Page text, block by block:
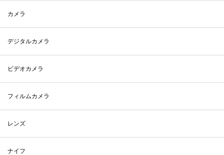
カメラ
デジタルカメラ
ビデオカメラ
フィルムカメラ
レンズ
ナイフ